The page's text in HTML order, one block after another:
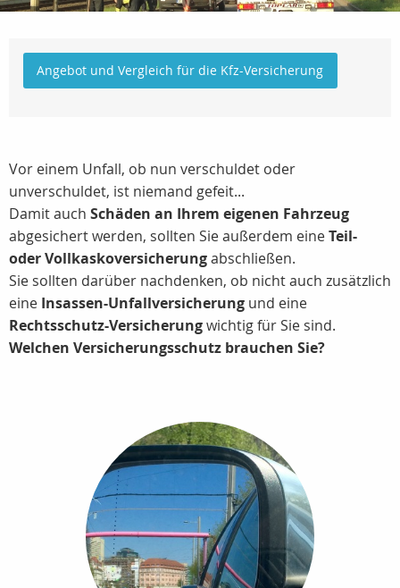
Angebot und Vergleich für die Kfz-Versicherung
Vor einem Unfall, ob nun verschuldet oder
unverschuldet, ist niemand gefeit...
Damit auch Schäden an Ihrem eigenen Fahrzeug
abgesichert werden, sollten Sie außerdem eineTeil-
oder Vollkaskoversicherungabschließen.
Sie sollten darüber nachdenken, ob nicht auch zusätzlich
eine Insassen-Unfallversicherung und eine
Rechtsschutz-Versicherungwichtig für Sie sind.
Welchen Versicherungsschutz brauchen Sie?